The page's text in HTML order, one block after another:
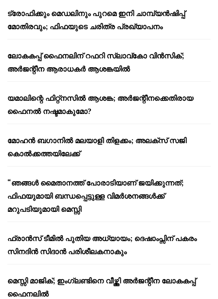
ട്രോഫിക്കും മെഡലിനും പുറമെ ഇനി ചാമ്പ്യൻഷിപ്പ്
മോതിരവും; ഫിഫയുടെ ചരിത്ര പ്രഖ്യാപനം
ലോകകപ്പ് ഫൈനലിന് റഫറി സ്ലാവ്‌കോ വിൻസിക്;
അർജന്റീന ആരാധകർ ആശങ്കയിൽ
യമാലിന്റെ ഫിറ്റ്നസിൽ ആശങ്ക; അർജന്റീനക്കെതിരായ
ഫൈനൽ നഷ്ടമാകുമോ?
മോഹൻ ബഗാനിൽ മലയാളി തിളക്കം; അലക്സ് സജി
കൊൽക്കത്തയിലേക്ക്
“ഞങ്ങൾ മൈതാനത്ത് പോരാടിയാണ് ജയിക്കുന്നത്;
ഫിഫയുമായി ബന്ധപ്പെട്ടുള്ള വിമർശനങ്ങൾക്ക്
മറുപടിയുമായി മെസ്സി
ഫ്രാൻസ് ടീമിൽ പുതിയ അധ്യായം; ദെഷാംപ്സിന് പകരം
സിനദിൻ സിദാൻ പരിശീലകനാകും
മെസ്സി മാജിക്; ഇംഗ്ലണ്ടിനെ വീഴ്ത്തി അർജന്റീന ലോകകപ്പ്
ഫൈനലിൽ